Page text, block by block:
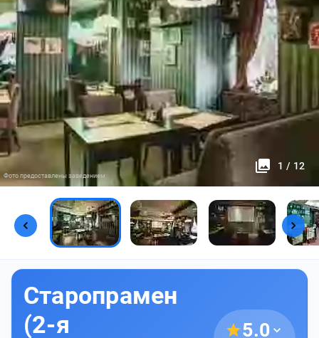
1 / 12
Фото предоставлены заведением
Старопрамен
(2-я
5.0